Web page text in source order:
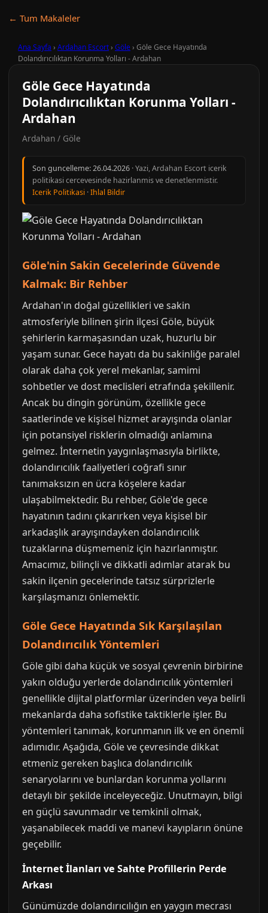
← Tum Makaleler
Ana Sayfa › Ardahan Escort› Göle› Göle Gece Hayatında
Dolandırıcılıktan Korunma Yolları - Ardahan
Göle Gece Hayatında
Dolandırıcılıktan Korunma Yolları -
Ardahan
Ardahan / Göle
Son guncelleme:26.04.2026 · Yazi, Ardahan Escort icerik
politikasi cercevesinde hazirlanmis ve denetlenmistir.
Icerik Politikasi ·Ihlal Bildir
Göle'nin Sakin Gecelerinde Güvende
Kalmak: Bir Rehber
Ardahan'ın doğal güzellikleri ve sakin
atmosferiyle bilinen şirin ilçesi Göle, büyük
şehirlerin karmaşasından uzak, huzurlu bir
yaşam sunar. Gece hayatı da bu sakinliğe paralel
olarak daha çok yerel mekanlar, samimi
sohbetler ve dost meclisleri etrafında şekillenir.
Ancak bu dingin görünüm, özellikle gece
saatlerinde ve kişisel hizmet arayışında olanlar
için potansiyel risklerin olmadığı anlamına
gelmez. İnternetin yaygınlaşmasıyla birlikte,
dolandırıcılık faaliyetleri coğrafi sınır
tanımaksızın en ücra köşelere kadar
ulaşabilmektedir. Bu rehber, Göle'de gece
hayatının tadını çıkarırken veya kişisel bir
arkadaşlık arayışındayken dolandırıcılık
tuzaklarına düşmemeniz için hazırlanmıştır.
Amacımız, bilinçli ve dikkatli adımlar atarak bu
sakin ilçenin gecelerinde tatsız sürprizlerle
karşılaşmanızı önlemektir.
Göle Gece Hayatında Sık Karşılaşılan
Dolandırıcılık Yöntemleri
Göle gibi daha küçük ve sosyal çevrenin birbirine
yakın olduğu yerlerde dolandırıcılık yöntemleri
genellikle dijital platformlar üzerinden veya belirli
mekanlarda daha sofistike taktiklerle işler. Bu
yöntemleri tanımak, korunmanın ilk ve en önemli
adımıdır. Aşağıda, Göle ve çevresinde dikkat
etmeniz gereken başlıca dolandırıcılık
senaryolarını ve bunlardan korunma yollarını
detaylı bir şekilde inceleyeceğiz. Unutmayın, bilgi
en güçlü savunmadır ve temkinli olmak,
yaşanabilecek maddi ve manevi kayıpların önüne
geçebilir.
İnternet İlanları ve Sahte Profillerin Perde
Arkası
Günümüzde dolandırıcılığın en yaygın mecrası